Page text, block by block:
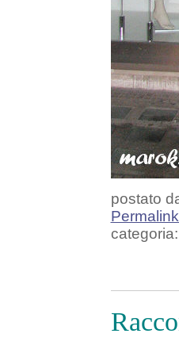
postato
categoria: